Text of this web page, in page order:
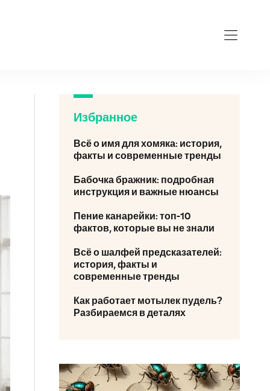
Избранное
Всё о имя для хомяка: история,
факты и современные тренды
Бабочка бражник: подробная
инструкция и важные нюансы
Пение канарейки: топ-10
фактов, которые вы не знали
Всё о шалфей предсказателей:
история, факты и
современные тренды
Как работает мотылек пудель?
Разбираемся в деталях